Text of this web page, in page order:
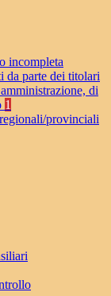
incompleta
da parte dei titolari
di
1
provinciali